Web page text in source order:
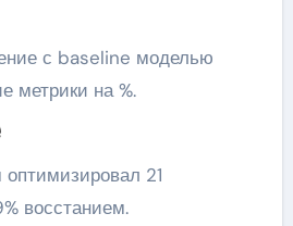
с baseline моделью
метрики на %.
21
восстанием.